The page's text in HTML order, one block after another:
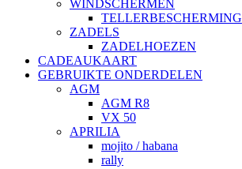
WINDSCHERMEN
TELLERBESCHERMING
ZADELS
ZADELHOEZEN
CADEAUKAART
GEBRUIKTE ONDERDELEN
AGM
AGM R8
VX 50
APRILIA
mojito / habana
rally